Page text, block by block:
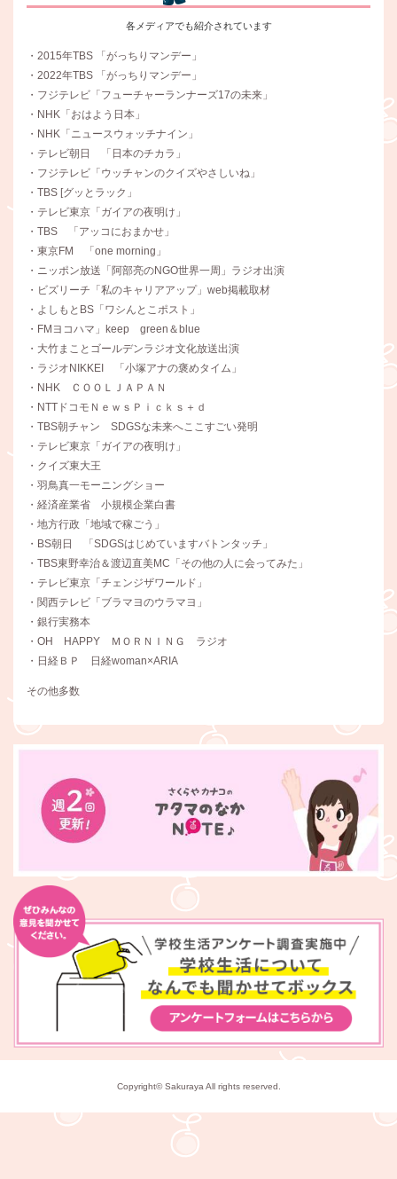
各メディアでも紹介されています
・2015年TBS 「がっちりマンデー」
・2022年TBS 「がっちりマンデー」
・フジテレビ「フューチャーランナーズ17の未来」
・NHK「おはよう日本」
・NHK「ニュースウォッチナイン」
・テレビ朝日 「日本のチカラ」
・フジテレビ「ウッチャンのクイズやさしいね」
・TBS [グッとラック」
・テレビ東京「ガイアの夜明け」
・TBS 「アッコにおまかせ」
・東京FM 「one morning」
・ニッポン放送「阿部亮のNGO世界一周」ラジオ出演
・ビズリーチ「私のキャリアアップ」web掲載取材
・よしもとBS「ワシんとこポスト」
・FMヨコハマ」keep green＆blue
・大竹まことゴールデンラジオ文化放送出演
・ラジオNIKKEI 「小塚アナの褒めタイム」
・NHK ＣＯＯＬＪＡＰＡＮ
・NTTドコモＮｅｗｓＰｉｃｋｓ＋ｄ
・TBS朝チャン SDGSな未来へここすごい発明
・テレビ東京「ガイアの夜明け」
・クイズ東大王
・羽鳥真一モーニングショー
・経済産業省 小規模企業白書
・地方行政「地域で稼ごう」
・BS朝日 「SDGSはじめていますバトンタッチ」
・TBS東野幸治＆渡辺直美MC「その他の人に会ってみた」
・テレビ東京「チェンジザワールド」
・関西テレビ「ブラマヨのウラマヨ」
・銀行実務本
・OH HAPPY ＭＯＲＮＩＮＧ ラジオ
・日経ＢＰ 日経woman×ARIA
その他多数
Copyright© Sakuraya All rights reserved.